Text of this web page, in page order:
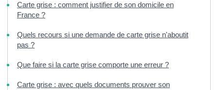
Carte grise : comment justifier de son domicile en
France ?
Quels recours si une demande de carte grise n'aboutit
pas ?
Que faire si la carte grise comporte une erreur ?
Carte grise : avec quels documents prouver son